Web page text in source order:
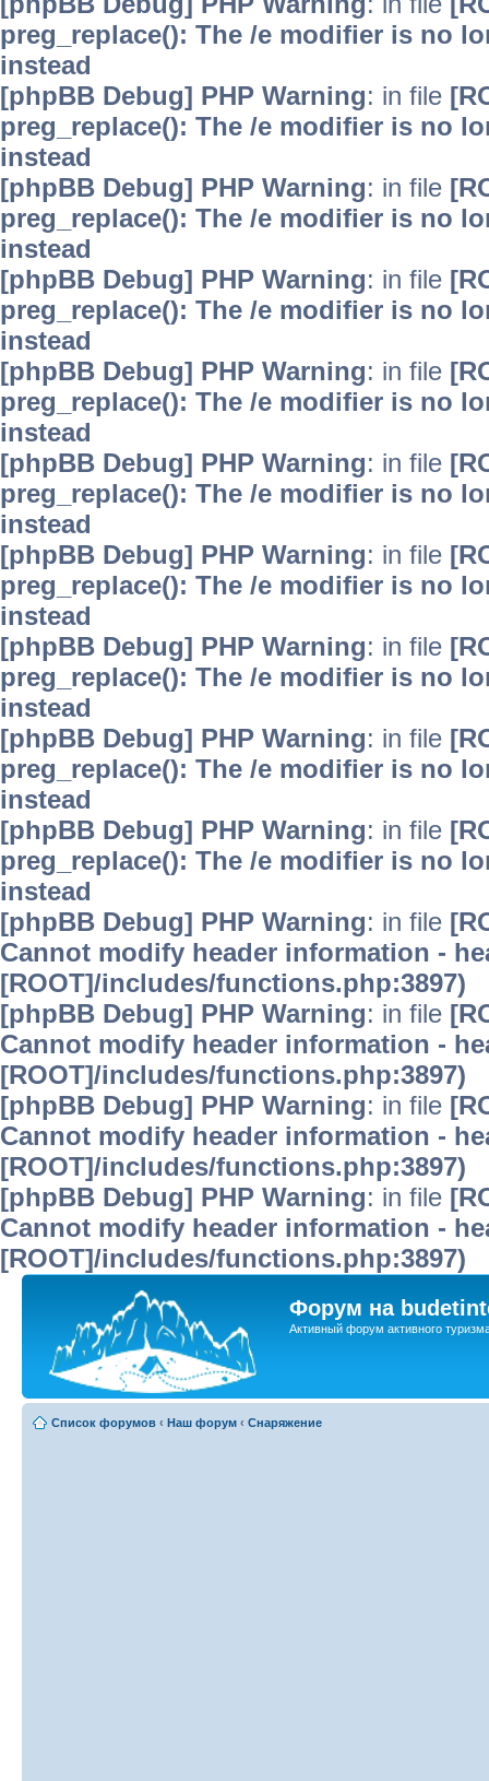
preg_replace(): The /e modifier is no
instead
[phpBB Debug] PHP Warning: in file
preg_replace(): The /e modifier is no
instead
[phpBB Debug] PHP Warning: in file
preg_replace(): The /e modifier is no
instead
[phpBB Debug] PHP Warning: in file
preg_replace(): The /e modifier is no
instead
[phpBB Debug] PHP Warning: in file
preg_replace(): The /e modifier is no
instead
[phpBB Debug] PHP Warning: in file
preg_replace(): The /e modifier is no
instead
[phpBB Debug] PHP Warning: in file
preg_replace(): The /e modifier is no
instead
[phpBB Debug] PHP Warning: in file
preg_replace(): The /e modifier is no
instead
[phpBB Debug] PHP Warning: in file
preg_replace(): The /e modifier is no
instead
[phpBB Debug] PHP Warning: in file
preg_replace(): The /e modifier is no
instead
[phpBB Debug] PHP Warning: in file
Cannot modify header information -
[ROOT]/includes/functions.php:3897)
[phpBB Debug] PHP Warning: in file
Cannot modify header information -
[ROOT]/includes/functions.php:3897)
[phpBB Debug] PHP Warning: in file
Cannot modify header information -
[ROOT]/includes/functions.php:3897)
[phpBB Debug] PHP Warning: in file
Cannot modify header information -
[ROOT]/includes/functions.php:3897)
Форум на
Активный форум активного
Список форумов ‹ Наш форум ‹ Снаряжение